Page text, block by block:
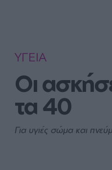
ΥΓΕΙΑ
Οι
τα 40
Για υγιές σώμα και